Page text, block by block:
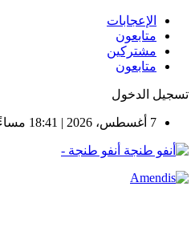
الإعجابات
متابعون
مشتركين
متابعون
تسجيل الدخول
7 أغسطس، 2026 | 18:41 مساءً
أنفو طنجة -